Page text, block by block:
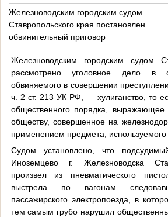
Железноводским городским судом
Ставропольского края постановлен
обвинительный приговор
Железноводским городским судом
рассмотрено уголовное дело в
обвиняемого в совершении
ч. 2 ст. 213 УК РФ, — хулиганство, то
общественного порядка,
обществу, совершенное на
применением предмета, используемого
Судом установлено, что
Иноземцево г. Железноводска
произвел из пневматического
выстрела по вагонам
пассажирского электропоезда, в
тем самым грубо нарушил